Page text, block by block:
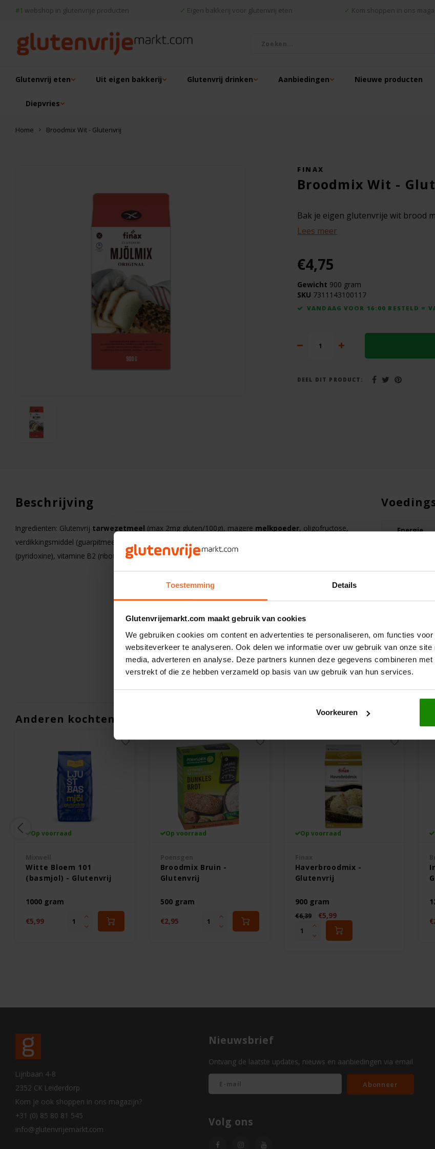
Toestemming Details
Glutenvrijemarkt.com maakt gebruik van cookies
We gebruiken cookies om content en advertenties te personaliseren, om functies
websiteverkeer te analyseren. Ook delen we informatie over uw gebruik van onze
media, adverteren en analyse. Deze partners kunnen deze gegevens combineren
verstrekt of die ze hebben verzameld op basis van uw gebruik van hun services.
Voorkeuren
#1 webshop in glutenvrije producten ✓ Eigen bakkerij voor glutenvrij eten ✓ Kom shoppen in ons
Glutenvrij eten Uit eigen bakkerij Glutenvrij drinken Aanbiedingen Nieuwe producten
Diepvries
Home Broodmix Wit - Glutenvrij
Cereal Flakes - Glutenvrij
FINAX
Broodmix Wit -
Bak je eigen glutenvrije wit brood
Lees meer
€4,75
Gewicht 900 gram
SKU 7311143100117
VANDAAG VOOR 16:00 BESTELD =
DEEL DIT PRODUCT:
Beschrijving
Ingredienten: Glutenvrij tarwezetmeel (max 2mg gluten/100g), magere melkpoeder, oligofructose,
verdikkingsmiddel (guarpitmeel), vitamine B3 (niacin), ijzer, vitamine B1 (thiamine), vitamine B6
(pyridoxine), vitamine B2 (riboflavin).
Energie
Waarvan
Eiwit
Zout
Anderen kochten ook
Op voorraad
Witte Bloem 101
(basmjol) - Glutenvrij
1000 gram
€5,99
Op voorraad
Broodmix Bruin -
Glutenvrij
500 gram
€2,95
Op voorraad
Haverbroodmix -
Glutenvrij
900 gram
€6,39 €5,99
Lijnbaan 4-8
2352 CK Leiderdorp
Kom je ook shoppen in ons magazijn?
+31 (0) 85 80 81 545
info@glutenvrijemarkt.com
Nieuwsbrief
Ontvang de laatste updates, nieuws en aanbiedingen via email
Abonneer
Volg ons